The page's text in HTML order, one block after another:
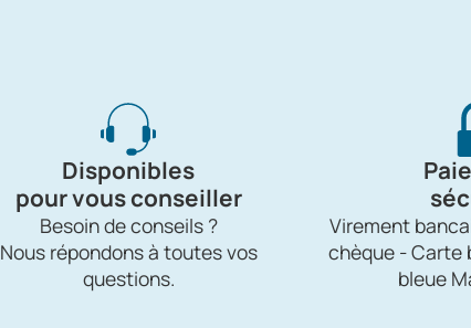
Disponibles
pour vous conseiller
Besoin de conseils ?
Nous répondons à toutes vos
questions.
Virement
chèque - Carte
bleue